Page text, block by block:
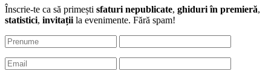
Înscrie-te ca să primeștisfaturi nepublicate,